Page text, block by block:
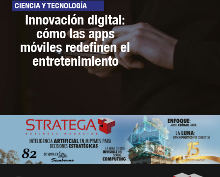
CIENCIA Y TECNOLOGÍA
Innovación digital:
cómo las apps
móviles redefinen el
entretenimiento